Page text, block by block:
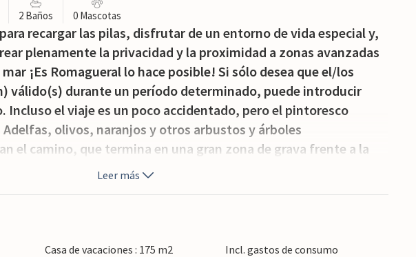
2 Baños 0 Mascotas
recargar las pilas, disfrutar de un entorno de vida especial y,
plenamente la privacidad y la proximidad a zonas avanzadas
¡Es Romagueral lo hace posible! Si sólo desea que el/los
válido(s) durante un período determinado, puede introducir
Incluso el viaje es un poco accidentado, pero el pintoresco
Adelfas, olivos, naranjos y otros arbustos y árboles
el camino, que termina en una gran zona de grava frente a la
a la casa de piedra a ras de suelo. Bonitos caminos, muros y
un lugar adecuado a cualquier hora del día. El pabellón del
redonda junto a la barbacoa también tiene su encanto y
Leer más
Casa de vacaciones : 175 m2
Incl. gastos de consumo